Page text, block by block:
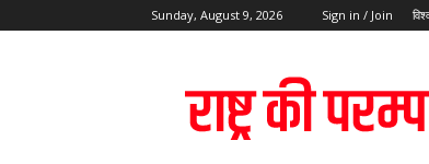
Sunday, August 9, 2026 Sign in / Join